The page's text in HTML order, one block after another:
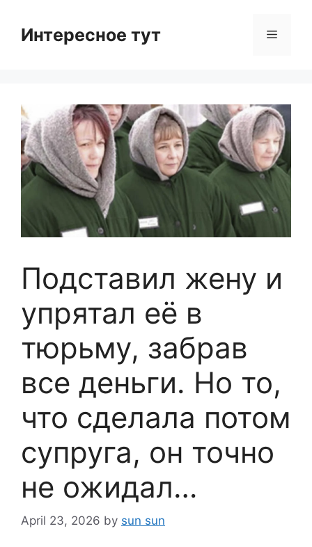
contentИнтересное тут Menu
Подставил жену и
упрятал её в
тюрьму, забрав
все деньги. Но то,
что сделала потом
супруга, он точно
не ожидал…
April 23, 2026 by sun sun